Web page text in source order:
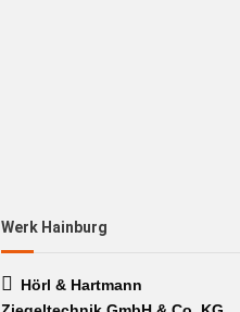
Werk Hainburg
Hörl & Hartmann